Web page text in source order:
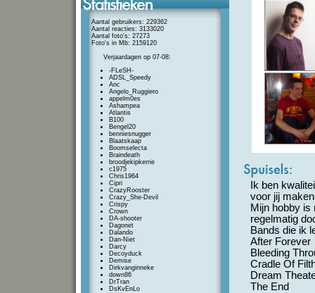
Aantal gebruikers: 229362
Aantal reacties: 3133020
Aantal foto's: 27273
Foto's in Mb: 2159120
Verjaardagen op 07-08:
-FLeSH-
ADSL_Speedy
Anc
Angelo_Ruggiero
appelm0es
Ashampea
Atlantis
B100
Bengel20
benniesnugger
Blaatskaap
Boomselecta
Braindeath
broodjekipkerrie
c1975
Chris1964
Cipri
CrazyRooster
Crazy_She-Devil
Crispy
Crown
DA-shooter
Dagonet
Dalando
Dan-Niet
Darcy
Decoyduck
Demise
Dirkvanginneke
down86
DrTran
DsKvEnLo
Ik ben
voor jij
Mijn hobby is
regelmatig
Bands die ik
After Forever
Bleeding
Cradle Of
Dream
The End